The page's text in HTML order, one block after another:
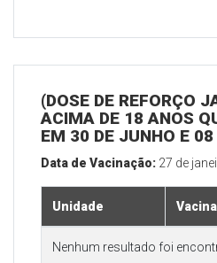
(DOSE DE REFORÇO
ACIMA DE 18 ANOS
EM 30 DE JUNHO E
Data de Vacinação: 27 de
Unidade Vacina
Nenhum resultado foi